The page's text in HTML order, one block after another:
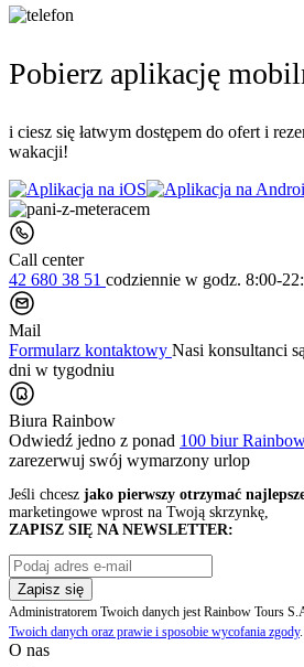
Pobierz aplikację
i ciesz się łatwym dostępem do ofert i
wakacji!
Call center
42 680 38 51 codziennie w godz. 8:00-
Mail
Formularz kontaktowy Nasi konsultanci
dni w tygodniu
Biura Rainbow
Odwiedź jedno z ponad 100 biur
zarezerwuj swój wymarzony urlop
Jeśli chcesz jako pierwszy otrzymać
marketingowe wprost na Twoją skrzynkę,
ZAPISZ SIĘ NA NEWSLETTER:
Zapisz się
Administratorem Twoich danych jest Rainbow Tours
Twoich danych oraz prawie i sposobie wycofania zgody.
O nas